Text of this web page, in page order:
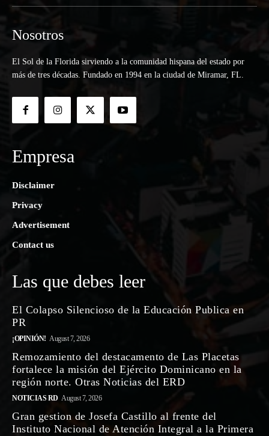
Nosotros
El Sol de la Florida sirviendo a la comunidad hispana del estado por
más de tres décadas. Fundado en 1994 en la ciudad de Miramar, FL.
Empresa
Disclaimer
Privacy
Advertisement
Contact us
Las que debes leer
El Colapso Silencioso de la Educación Publica en
PR
¡OPINIÓN! August 7, 2026
Remozamiento del destacamento de Las Placetas
fortalece la misión del Ejército Dominicano en la
región norte. Otras Noticias del ERD
NOTICIAS RD August 7, 2026
Gran gestion de Josefa Castillo al frente del
Instituto Nacional de Atención Integral a la Primera